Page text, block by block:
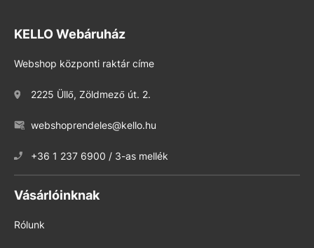
KELLO Webáruház
Webshop központi raktár címe
2225 Üllő, Zöldmező út. 2.
webshoprendeles@kello.hu
+36 1 237 6900 / 3-as mellék
Vásárlóinknak
Rólunk